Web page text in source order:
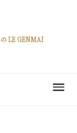
の LE GENMAI